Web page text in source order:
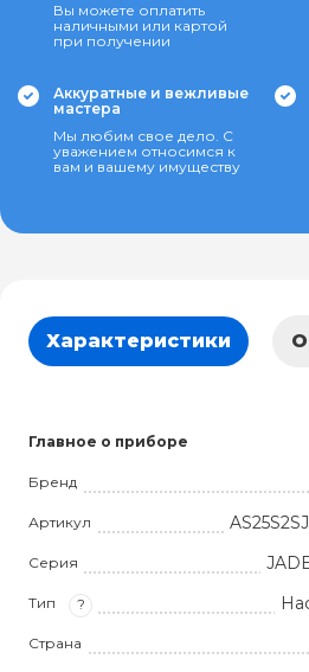
Вы можете оплатить
наличными или картой
при получении
Аккуратные и вежливые
мастера
Мы любим свое дело. С
уважением относимся к
вам и вашему имуществу
Характеристики
Главное о приборе
Бренд
Артикул
Серия
Тип ?
Страна